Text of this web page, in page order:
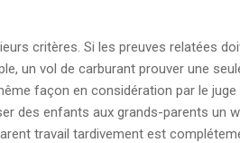
critères. Si les preuves relatées
un vol de carburant prouver une
façon en considération par le
des enfants aux grands-parents un
travail tardivement est